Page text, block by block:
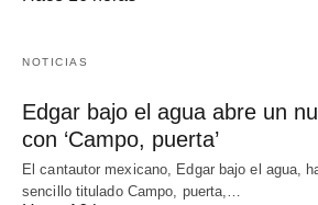
NOTICIAS
Edgar bajo el agua abre un
con ‘Campo, puerta’
El cantautor mexicano, Edgar bajo el agua,
sencillo titulado Campo, puerta,…